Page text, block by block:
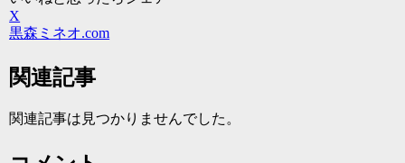
X
黒森ミネオ.com
関連記事
関連記事は見つかりませんでした。